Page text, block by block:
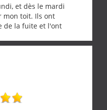
et dès le mardi
mon toit. Ils ont
de la fuite et l'ont
et compétente. C'est
compter sur des
Merci encore !